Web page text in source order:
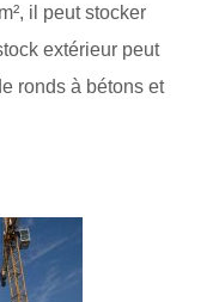
il peut stocker
extérieur peut
ronds à bétons et